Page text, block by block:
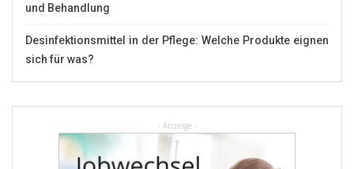
und Behandlung
Desinfektionsmittel in der Pflege: Welche Produkte eignen
sich für was?
- Anzeige -